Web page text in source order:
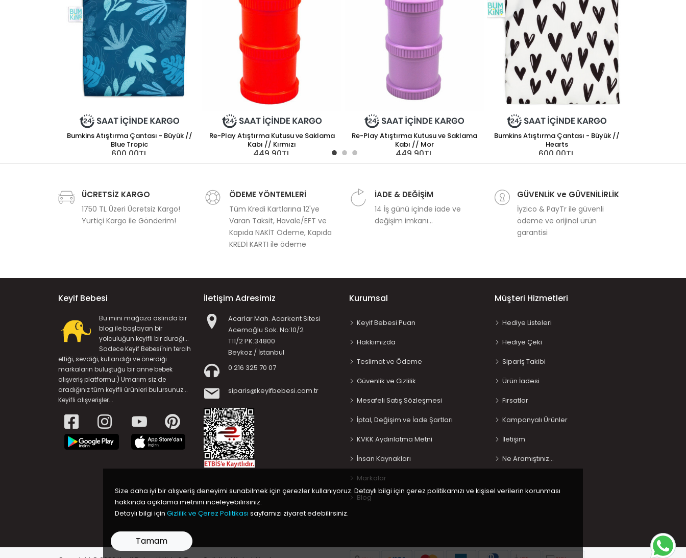
Bumkins Atıştırma Çantası - Büyük //
Blue Tropic
600,00TL
Re-Play Atıştırma Kutusu ve Saklama
Kabı // Kırmızı
449,90TL
Re-Play Atıştırma Kutusu ve Saklama
Kabı // Mor
449,90TL
Bumkins Atıştırma Çantası - Büyük //
Hearts
600,00TL
Bumkins
ÜCRETSİZ KARGO
1750 TL Üzeri Ücretsiz Kargo!
Yurtiçi Kargo ile Gönderim!
ÖDEME YÖNTEMLERİ
Tüm Kredi Kartlarına 12'ye
Varan Taksit, Havale/EFT ve
Kapıda NAKİT Ödeme, Kapıda
KREDİ KARTI ile ödeme
İADE & DEĞİŞİM
14 İş günü içinde iade ve
değişim imkanı...
GÜVENLİK ve GÜVENİLİRLİK
İyzico & PayTr ile güvenli
ödeme ve orijinal ürün
garantisi
Keyif Bebesi
Bu mini mağaza aslında bir
blog ile başlayan bir
yolculuğun keyifli bir durağı...
Sadece Keyif Bebesi'nin tercih
ettiği, sevdiği, kullandığı ve önerdiği
markaların buluştuğu bir anne bebek
alışveriş platformu:) Umarım siz de
aradığınız tüm keyifli ürünleri bulursunuz...
Keyifli alışverişler...
İletişim Adresimiz
Acarlar Mah. Acarkent Sitesi
Acemoğlu Sok. No:10/2
T11/2 PK:34800
Beykoz / İstanbul
0 216 325 70 07
siparis@keyifbebesi.com.tr
Kurumsal
Keyif Bebesi Puan
Hakkımızda
Teslimat ve Ödeme
Güvenlik ve Gizlilik
Mesafeli Satış Sözleşmesi
İptal, Değişim ve İade Şartları
KVKK Aydınlatma Metni
İnsan Kaynakları
Markalar
Blog
Müşteri Hizmetleri
Hediye Listeleri
Hediye Çeki
Sipariş Takibi
Ürün İadesi
Fırsatlar
Kampanyalı Ürünler
İletişim
Ne Aramıştınız…
Size daha iyi bir alışveriş deneyimi sunabilmek için çerezler kullanıyoruz. Detaylı bilgi için çerez politikamızı ve kişisel verilerin korunması
hakkında açıklama metnini inceleyebilirsiniz.
Detaylı bilgi için Gizlilik ve Çerez Politikası sayfamızı ziyaret edebilirsiniz.
Tamam